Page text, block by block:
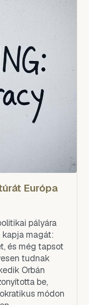
Európa
pályára
kapja magát:
és még tapsot
tudnak
Orbán
be,
módon